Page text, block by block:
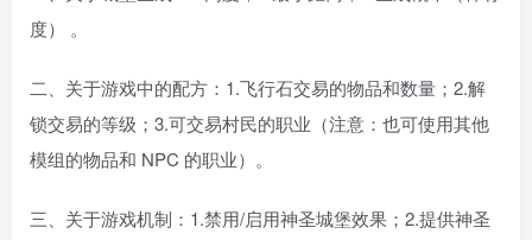
度） 。
二、关于游戏中的配方：1.飞行石交易的物品和数量；2.解
锁交易的等级；3.可交易村民的职业（注意：也可使用其他
模组的物品和 NPC 的职业）。
三、关于游戏机制：1.禁用/启用神圣城堡效果；2.提供神圣